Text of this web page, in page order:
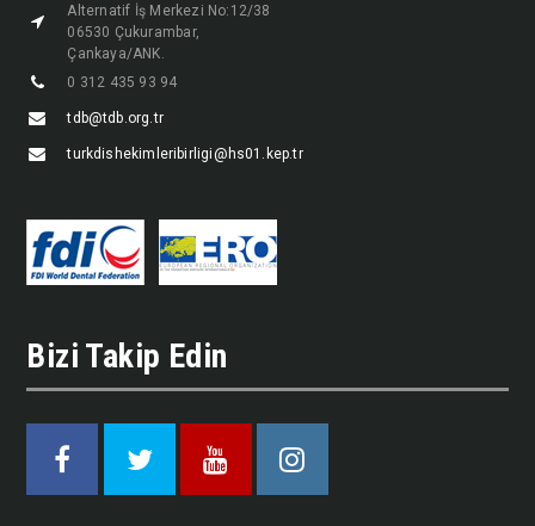
Alternatif İş Merkezi No:12/38
06530 Çukurambar,
Çankaya/ANK.
0 312 435 93 94
tdb@tdb.org.tr
turkdishekimleribirligi@hs01.kep.tr
Bizi Takip Edin
Facebook Twitter Youtube Instagram